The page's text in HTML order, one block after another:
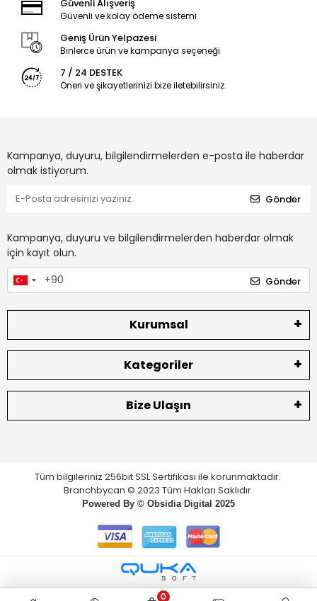
Güvenli Alışveriş
Güvenli ve kolay ödeme sistemi
Geniş Ürün Yelpazesi
Binlerce ürün ve kampanya seçeneği
7 / 24 DESTEK
Öneri ve şikayetlerinizi bize iletebilirsiniz.
Kampanya, duyuru, bilgilendirmelerden e-posta ile haberdar
olmak istiyorum.
Gönder
Kampanya, duyuru ve bilgilendirmelerden haberdar olmak
için kayıt olun.
Gönder
Kurumsal
Kategoriler
Bize Ulaşın
Tüm bilgileriniz 256bit SSL Sertifikası ile korunmaktadır.
Branchbycan © 2023 Tüm Hakları Saklıdır.
Powered By © Obsidia Digital 2025
0